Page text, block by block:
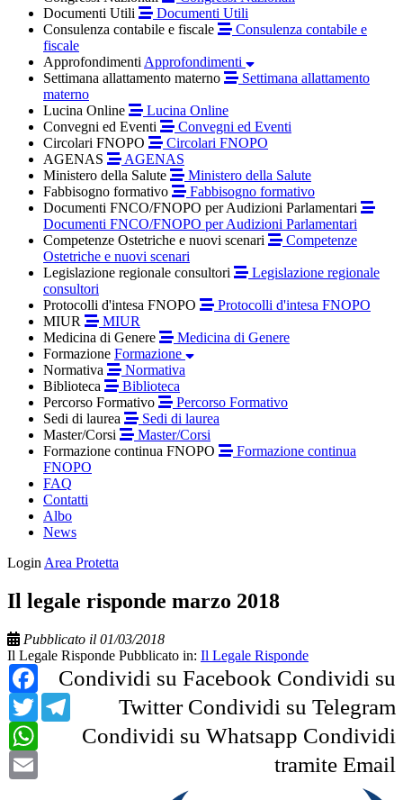
Documenti Utili
Documenti Utili
Consulenza contabile e fiscale
Consulenza contabile e
fiscale
Approfondimenti Approfondimenti
Settimana allattamento materno
Settimana allattamento
materno
Lucina Online
Lucina Online
Convegni ed Eventi
Convegni ed Eventi
Circolari FNOPO
Circolari FNOPO
AGENAS
AGENAS
Ministero della Salute
Ministero della Salute
Fabbisogno formativo
Fabbisogno formativo
Documenti FNCO/FNOPO per Audizioni Parlamentari
Documenti FNCO/FNOPO per Audizioni Parlamentari
Competenze Ostetriche e nuovi scenari
Competenze
Ostetriche e nuovi scenari
Legislazione regionale consultori
Legislazione regionale
consultori
Protocolli d'intesa FNOPO
Protocolli d'intesa FNOPO
MIUR
MIUR
Medicina di Genere
Medicina di Genere
Formazione Formazione
Normativa
Normativa
Biblioteca
Biblioteca
Percorso Formativo
Percorso Formativo
Sedi di laurea
Sedi di laurea
Master/Corsi
Master/Corsi
Formazione continua FNOPO
Formazione continua
FNOPO
FAQ
Contatti
Albo
News
Login Area Protetta
Il legale risponde marzo 2018
Pubblicato il 01/03/2018
Il Legale Risponde Pubblicato in: Il Legale Risponde
Condividi su Facebook
Facebook
Condividi su
Twitter
Twitter Condividi su Telegram
Telegram
Condividi su Whatsapp
WhatsApp
Condividi
tramite Email